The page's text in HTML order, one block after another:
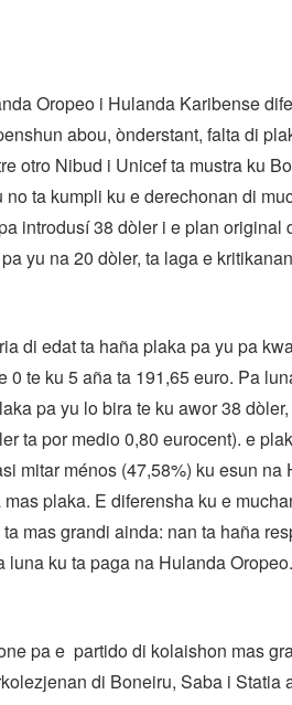
Oropeo i Hulanda Karibense
abou, ònderstant, falta di
otro Nibud i Unicef ta mustra ku
ta kumpli ku e derechonan di
introdusí 38 dòler i e plan original
yu na 20 dòler, ta laga e
di edat ta haña plaka pa yu pa
0 te ku 5 aña ta 191,65 euro. Pa
pa yu lo bira te ku awor 38
ta por medio 0,80 eurocent). e
mitar ménos (47,58%) ku esun na
plaka. E diferensha ku e
mas grandi ainda: nan ta haña
ku ta paga na Hulanda Oropeo.
pa e partido di kolaishon mas
di Boneiru, Saba i Statia